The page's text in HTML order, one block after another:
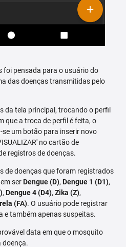
foi pensada para o usuário do
das doenças transmitidas pelo
da tela principal, trocando o perfil
que a troca de perfil é feita, o
um botão para inserir novo
no cartão de
registros de doenças.
de doenças que foram registrados
serDengue (D), Dengue 1 (D1),
, Dengue 4 (D4), Zika (Z),
(FA). O usuário pode registrar
e também apenas suspeitas.
data em que o mosquito
doença.